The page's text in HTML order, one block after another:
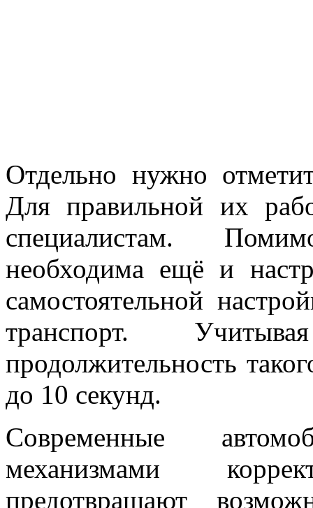
Отдельно нужно
Для правильной их
специалистам.
необходима ещё и
самостоятельной
транспорт.
продолжительность
до 10 секунд.
Современные
механизмами
предотвращают